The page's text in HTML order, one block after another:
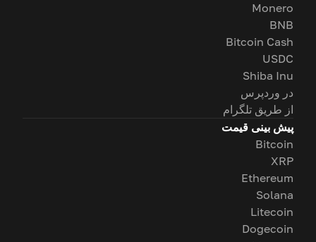
Monero
BNB
Bitcoin Cash
USDC
Shiba Inu
در وردپرس
از طریق تلگرام
پیش بینی قیمت
Bitcoin
XRP
Ethereum
Solana
Litecoin
Dogecoin